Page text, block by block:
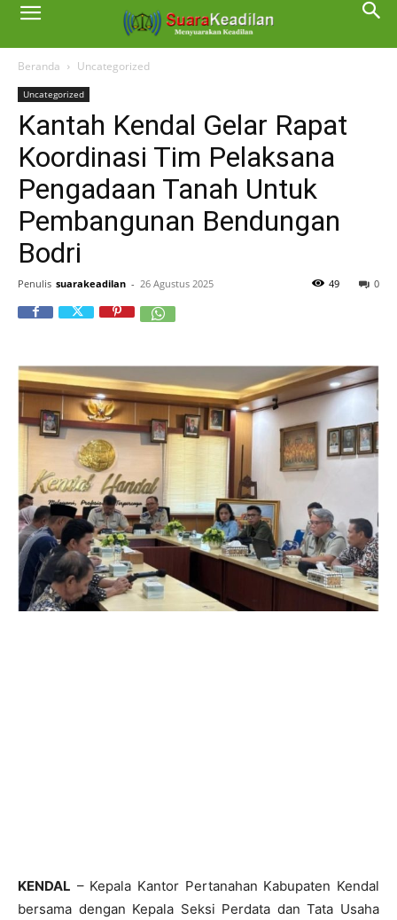
Beranda Uncategorized
Uncategorized
Kantah Kendal Gelar Rapat
Koordinasi Tim Pelaksana
Pengadaan Tanah Untuk
Pembangunan Bendungan
Bodri
Penulis suarakeadilan - 26 Agustus 2025 0
49
KENDAL – Kepala Kantor Pertanahan Kabupaten Kendal
bersama dengan Kepala Seksi Perdata dan Tata Usaha